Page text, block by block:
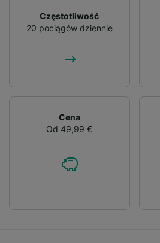
Częstotliwość
20 pociągów dziennie
Cena
Od 49,99 €